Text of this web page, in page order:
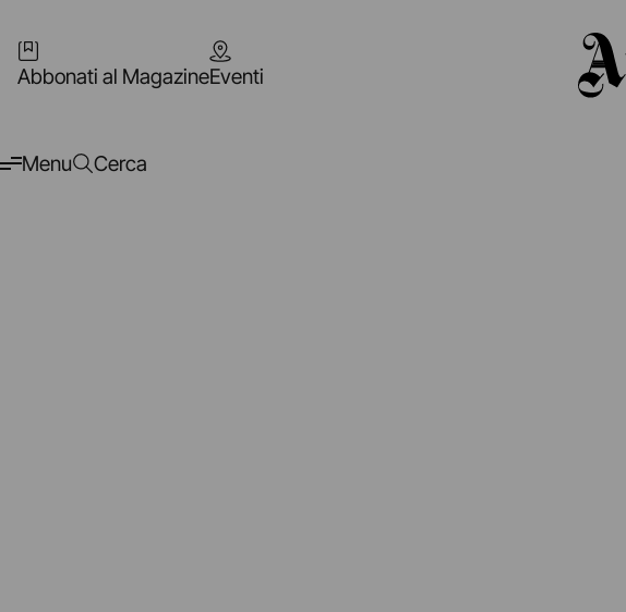
Abbonati al MagazineEventi
Menu Cerca